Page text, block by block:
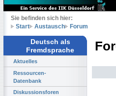
Sie befinden sich hier:
Start
Austausch Forum
Deutsch als
Fremdsprache
Aktuelles
Ressourcen-
Datenbank
Diskussionsforen